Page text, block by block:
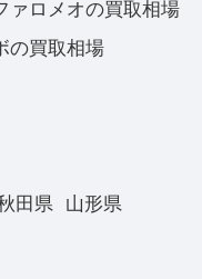
ァロメオの買取相場
の買取相場
田県
山形県